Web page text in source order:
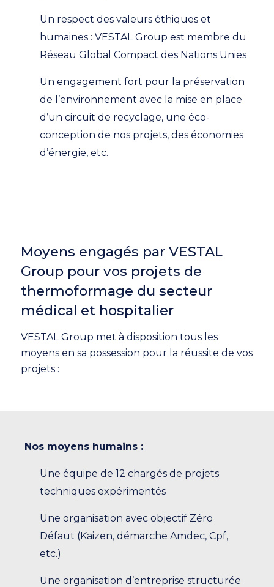
Un respect des valeurs éthiques et
humaines : VESTAL Group est membre du
Réseau Global Compact des Nations Unies
Un engagement fort pour la préservation
de l’environnement avec la mise en place
d’un circuit de recyclage, une éco-
conception de nos projets, des économies
d’énergie, etc.
Moyens engagés par VESTAL
Group pour vos projets de
thermoformage du secteur
médical et hospitalier
VESTAL Group met à disposition tous les
moyens en sa possession pour la réussite de vos
projets :
Nos moyens humains :
Une équipe de 12 chargés de projets
techniques expérimentés
Une organisation avec objectif Zéro
Défaut (Kaizen, démarche Amdec, Cpf,
etc.)
Une organisation d’entreprise structurée